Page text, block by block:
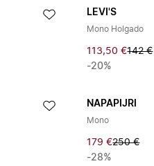
LEVI'S
Mono Holgado
113,50 €142 €
-20%
NAPAPIJRI
Mono
179 €250 €
-28%